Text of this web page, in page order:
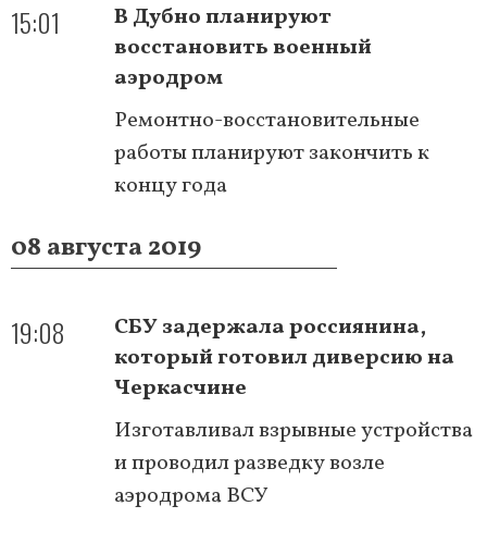
15:01
В Дубно планируют
восстановить военный
аэродром
Ремонтно-восстановительные
работы планируют закончить к
концу года
08 августа 2019
19:08
СБУ задержала россиянина,
который готовил диверсию на
Черкасчине
Изготавливал взрывные устройства
и проводил разведку возле
аэродрома ВСУ